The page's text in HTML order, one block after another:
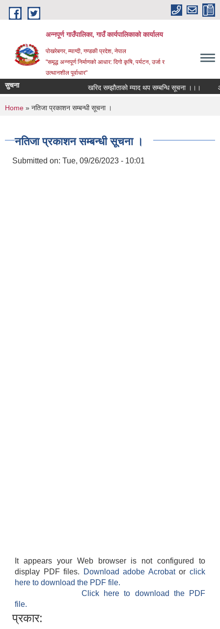
Skip to main content
अन्‍नपूर्ण गाउँपालिका, गाउँ कार्यपालिकाको कार्यालय
पोखरेबगर, म्याग्दी, गण्डकी प्रदेश, नेपाल
"समृद्ध अन्‍नपूर्ण निर्माणको आधार: दिगो कृषि, पर्यटन, उर्जा र
उत्थानशील पूर्वाधार"
सुचना खरिद सम्झौताको म्याद थप सम्बन्धि सूचना ।।।
You are here
Home » नतिजा प्रकाशन सम्बन्धी सूचना ।
नतिजा प्रकाशन सम्बन्धी सूचना ।
Submitted on: Tue, 09/26/2023 - 10:01
It appears your Web browser is not configured to
display PDF files.
Download adobe Acrobatorclick
here to download the PDF file.
Click here to download the PDF
file.
प्रकार: